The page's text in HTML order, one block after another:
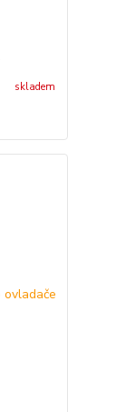
skladem